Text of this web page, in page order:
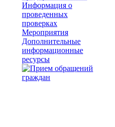
Информация о
проведенных
проверках
Мероприятия
Дополнительные
информационные
ресурсы